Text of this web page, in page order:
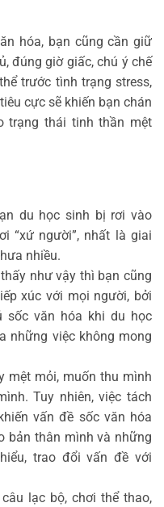
hóa, bạn cũng cần giữ
đúng giờ giấc, chú ý chế
trước tình trạng stress,
cực sẽ khiến bạn chán
trạng thái tinh thần mệt
du học sinh bị rơi vào
“xứ người”, nhất là giai
nhiều.
như vậy thì bạn cũng
xúc với mọi người, bởi
sốc văn hóa khi du học
những việc không mong
mệt mỏi, muốn thu mình
Tuy nhiên, việc tách
vấn đề sốc văn hóa
bản thân mình và những
trao đổi vấn đề với
lạc bộ, chơi thể thao,